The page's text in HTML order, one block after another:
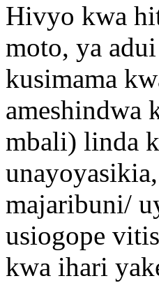
Hivyo kwa
moto, ya
kusimama
ameshindwa
mbali) linda
majaribuni/
usiogope
kwa ihari